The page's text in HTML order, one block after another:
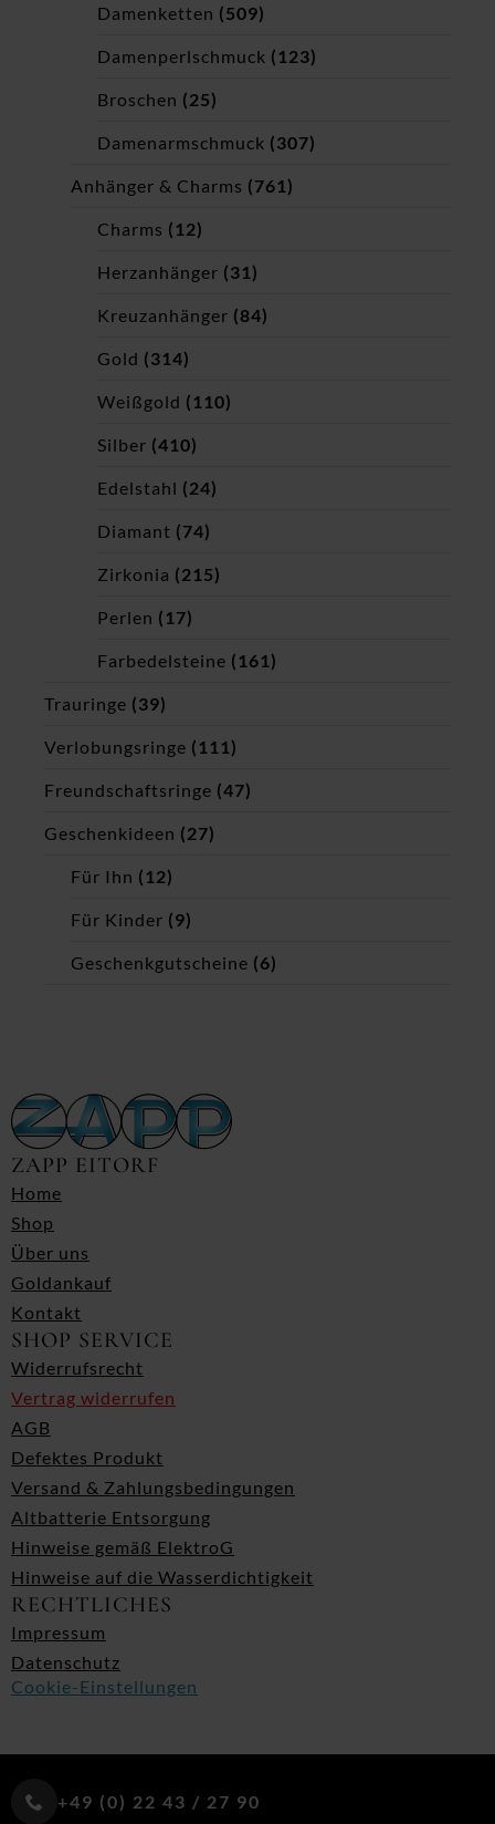
Damenketten (509)
Damenperlschmuck (123)
Broschen (25)
Damenarmschmuck (307)
Anhänger & Charms (761)
Charms (12)
Herzanhänger (31)
Kreuzanhänger (84)
Gold (314)
Weißgold (110)
Silber (410)
Edelstahl (24)
Diamant (74)
Zirkonia (215)
Perlen (17)
Farbedelsteine (161)
Trauringe (39)
Verlobungsringe (111)
Freundschaftsringe (47)
Geschenkideen (27)
Für Ihn (12)
Für Kinder (9)
Geschenkgutscheine (6)
ZAPP EITORF
Home
Shop
Über uns
Goldankauf
Kontakt
SHOP SERVICE
Widerrufsrecht
Vertrag widerrufen
AGB
Defektes Produkt
Versand & Zahlungsbedingungen
Altbatterie Entsorgung
Hinweise gemäß ElektroG
Hinweise auf die Wasserdichtigkeit
RECHTLICHES
Impressum
Datenschutz
Cookie-Einstellungen
+49 (0) 22 43 / 27 90